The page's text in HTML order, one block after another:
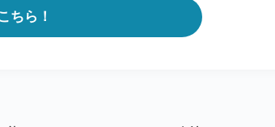
ちら！